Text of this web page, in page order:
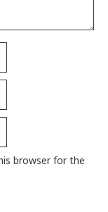
browser for the